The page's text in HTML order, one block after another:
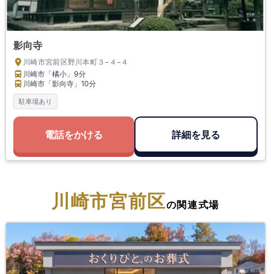
影向寺
川崎市宮前区野川本町３−４−４
川崎市「橘小」 9分
川崎市「影向寺」 10分
駐車場あり
電話をかける 詳細を見る
川崎市宮前区の関連式場